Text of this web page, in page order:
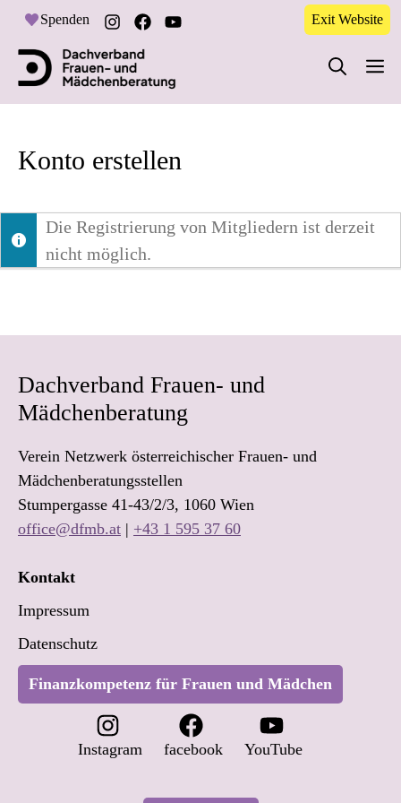
Exit Website
Zum
springen
Spenden
Konto erstellen
Die Registrierung von Mitgliedern ist derzeit
nicht möglich.
Dachverband Frauen- und
Mädchenberatung
Verein Netzwerk österreichischer Frauen- und
Mädchenberatungsstellen
Stumpergasse 41-43/2/3, 1060 Wien
office@dfmb.at | +43 1 595 37 60
Kontakt
Impressum
Datenschutz
Finanzkompetenz für Frauen und Mädchen
Instagram facebook YouTube